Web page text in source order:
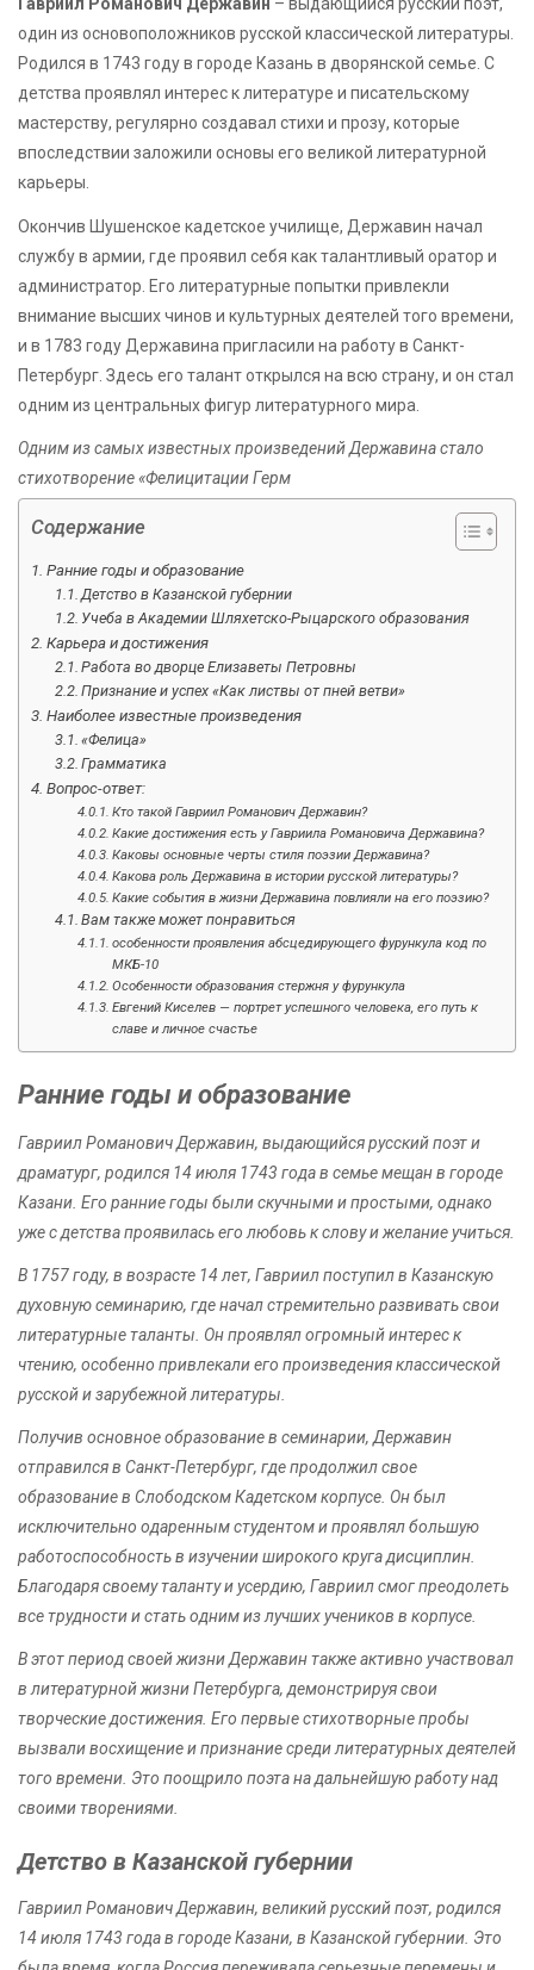
Гавриил Романович Державин – выдающийся русский поэт,
один из основоположников русской классической литературы.
Родился в 1743 году в городе Казань в дворянской семье. С
детства проявлял интерес к литературе и писательскому
мастерству, регулярно создавал стихи и прозу, которые
впоследствии заложили основы его великой литературной
карьеры.
Окончив Шушенское кадетское училище, Державин начал
службу в армии, где проявил себя как талантливый оратор и
администратор. Его литературные попытки привлекли
внимание высших чинов и культурных деятелей того времени,
и в 1783 году Державина пригласили на работу в Санкт-
Петербург. Здесь его талант открылся на всю страну, и он стал
одним из центральных фигур литературного мира.
Одним из самых известных произведений Державина стало
стихотворение «Фелицитации Герм
Содержание
Ранние годы и образование
Детство в Казанской губернии
Учеба в Академии Шляхетско-Рыцарского образования
Карьера и достижения
Работа во дворце Елизаветы Петровны
Признание и успех «Как листвы от пней ветви»
Наиболее известные произведения
«Фелица»
Грамматика
Вопрос-ответ:
Кто такой Гавриил Романович Державин?
Какие достижения есть у Гавриила Романовича Державина?
Каковы основные черты стиля поэзии Державина?
Какова роль Державина в истории русской литературы?
Какие события в жизни Державина повлияли на его поэзию?
Вам также может понравиться
особенности проявления абсцедирующего фурункула код по
МКБ-10
Особенности образования стержня у фурункула
Евгений Киселев — портрет успешного человека, его путь к
славе и личное счастье
Ранние годы и образование
Гавриил Романович Державин, выдающийся русский поэт и
драматург, родился 14 июля 1743 года в семье мещан в городе
Казани. Его ранние годы были скучными и простыми, однако
уже с детства проявилась его любовь к слову и желание учиться.
В 1757 году, в возрасте 14 лет, Гавриил поступил в Казанскую
духовную семинарию, где начал стремительно развивать свои
литературные таланты. Он проявлял огромный интерес к
чтению, особенно привлекали его произведения классической
русской и зарубежной литературы.
Получив основное образование в семинарии, Державин
отправился в Санкт-Петербург, где продолжил свое
образование в Слободском Кадетском корпусе. Он был
исключительно одаренным студентом и проявлял большую
работоспособность в изучении широкого круга дисциплин.
Благодаря своему таланту и усердию, Гавриил смог преодолеть
все трудности и стать одним из лучших учеников в корпусе.
В этот период своей жизни Державин также активно участвовал
в литературной жизни Петербурга, демонстрируя свои
творческие достижения. Его первые стихотворные пробы
вызвали восхищение и признание среди литературных деятелей
того времени. Это поощрило поэта на дальнейшую работу над
своими творениями.
Детство в Казанской губернии
Гавриил Романович Державин, великий русский поэт, родился
14 июля 1743 года в городе Казани, в Казанской губернии. Это